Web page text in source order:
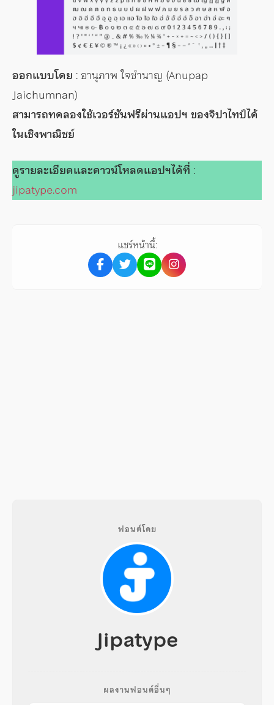
ออกแบบโดย : อานุภาพ ใจชำนาญ (Anupap
Jaichumnan)
สามารถทดลองใช้เวอร์ชันฟรีผ่านแอปฯ ของจิปาไทป์ได้
ในเชิงพาณิชย์
ดูรายละเอียดและดาวน์โหลดแอปฯได้ที่ :
jipatype.com
แชร์หน้านี้:
ฟอนต์โดย
Jipatype
ผลงานฟอนต์อื่นๆ